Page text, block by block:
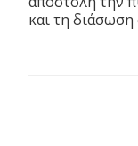
και τη